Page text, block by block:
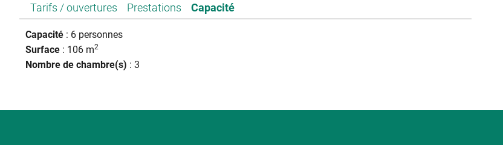
Tarifs / ouvertures Prestations Capacité
Capacité : 6 personnes
Surface : 106 m2
Nombre de chambre(s) : 3